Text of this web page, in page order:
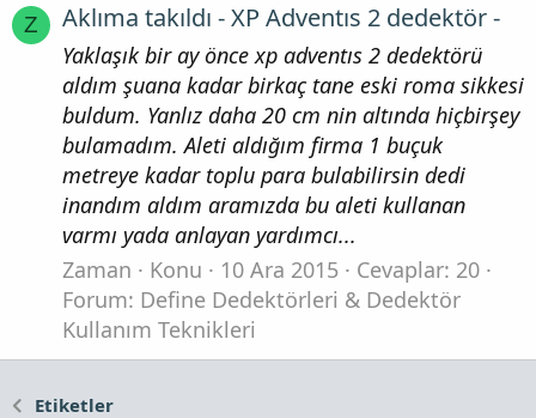
Z Aklıma takıldı - XP Adventıs 2 dedektör -
Yaklaşık bir ay önce xp adventıs 2 dedektörü
aldım şuana kadar birkaç tane eski roma sikkesi
buldum. Yanlız daha 20 cm nin altında hiçbirşey
bulamadım. Aleti aldığım firma 1 buçuk
metreye kadar toplu para bulabilirsin dedi
inandım aldım aramızda bu aleti kullanan
varmı yada anlayan yardımcı...
Zaman
Konu 10 Ara 2015
Cevaplar: 20
Forum: Define Dedektörleri & Dedektör
Kullanım Teknikleri
Etiketler